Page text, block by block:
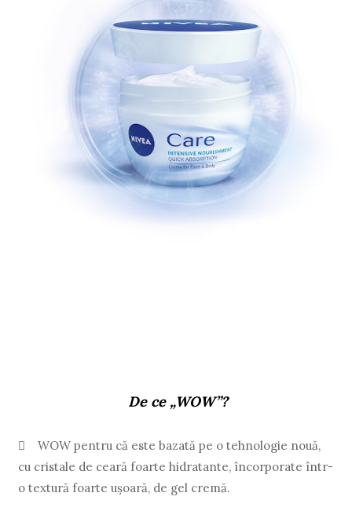
De ce „WOW”?

WOW pentru că este bazată pe o tehnologie nouă,
cu cristale de ceară foarte hidratante, încorporate într-
o textură foarte uşoară, de gel cremă.